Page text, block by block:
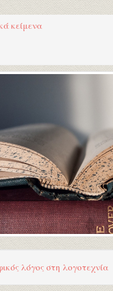
κείμενα
λόγος στη λογοτεχνία